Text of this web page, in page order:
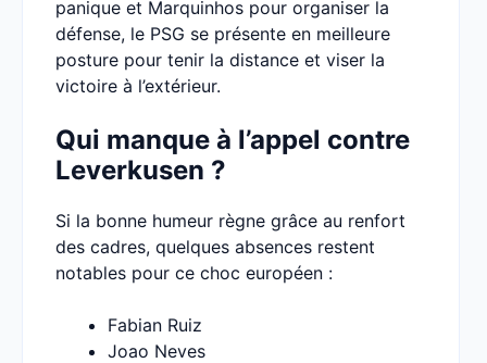
panique et Marquinhos pour organiser la
défense, le PSG se présente en meilleure
posture pour tenir la distance et viser la
victoire à l’extérieur.
Qui manque à l’appel contre
Leverkusen ?
Si la bonne humeur règne grâce au renfort
des cadres, quelques absences restent
notables pour ce choc européen :
Fabian Ruiz
Joao Neves